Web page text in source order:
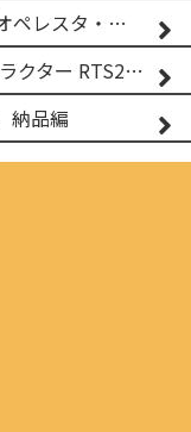
ISEKI 直進＆旋回アシストシステム（オペレスタ・ターン）搭載 イセキ 乗用田植機 PRJ8D-ZJL
低床トラクターで枝こなし イセキトラクター RTS205NS & フレールモア FNC1202F
品編